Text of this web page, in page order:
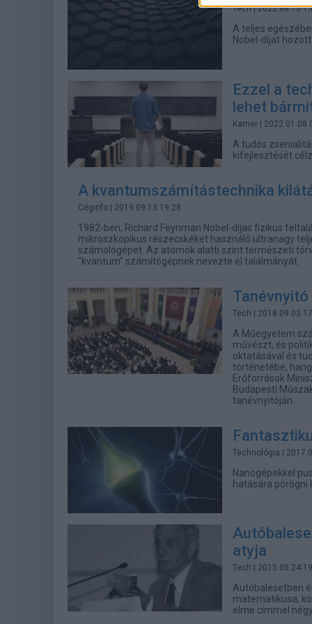
Tech| 2022.08.15
A teljes
Nobel-díjat
Ezzel a
lehet
Karrier | 2022.01.08
A tudós
kifejlesztését
A kvantumszámítástechnika
Céginfo | 2019.09.13 19:28
1982-ben, Richard Feynman Nobel-díjas fizikus
mikroszkopikus részecskéket használó ultranagy
számológépet. Az atomok alatti szint természeti
"kvantum" számítógépnek nevezte el találmányát.
Tanévnyitó
Tech | 2018.09.03
A Műegyetem
művészt, és
oktatásával és
történetébe,
Erőforrások
Budapesti
tanévnyitóján.
Technológia |
Nanogépekkel
hatására pörögni
atyja
Tech | 2015.05.24
Autóbalesetben
matematikusa,
elme címmel